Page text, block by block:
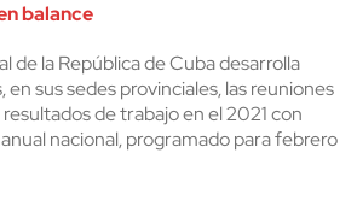
balance
de la República de Cuba desarrolla
sus sedes provinciales, las reuniones
de trabajo en el 2021 con
nacional, programado para febrero